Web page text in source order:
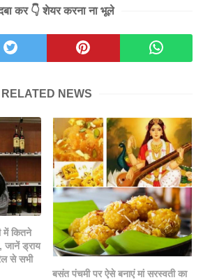
कर 👇 शेयर करना ना भूले
RELATED NEWS
कितने
जानें ड्राय
से सभी
बसंत पंचमी पर ऐसे बनाएं मां सरस्वती का